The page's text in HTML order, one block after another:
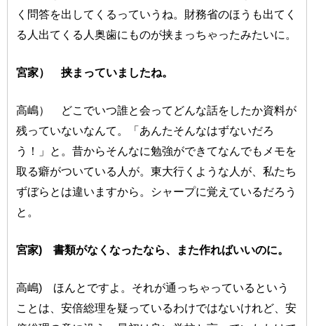
く問答を出してくるっていうね。財務省のほうも出てく
る人出てくる人奥歯にものが挟まっちゃったみたいに。
宮家） 挟まっていましたね。
高嶋） どこでいつ誰と会ってどんな話をしたか資料が
残っていないなんて。「あんたそんなはずないだろ
う！」と。昔からそんなに勉強ができてなんでもメモを
取る癖がついている人が。東大行くような人が、私たち
ずぼらとは違いますから。シャープに覚えているだろう
と。
宮家) 書類がなくなったなら、また作ればいいのに。
高嶋) ほんとですよ。それが通っちゃっているという
ことは、安倍総理を疑っているわけではないけれど、安